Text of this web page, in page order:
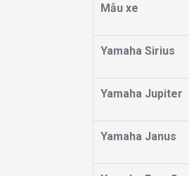
Mẫu xe
Yamaha Sirius
Yamaha Jupiter
Yamaha Janus